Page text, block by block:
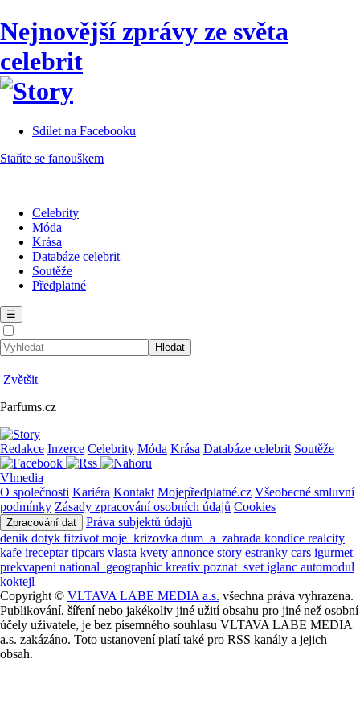
Nejnovější zprávy ze světa
celebrit
Sdílet na Facebooku
Staňte se fanouškem
Celebrity
Móda
Krása
Databáze celebrit
Soutěže
Předplatné
☰
Zvětšit
Parfums.cz
Redakce Inzerce Celebrity Móda Krása Databáze celebrit Soutěže
Vlmedia
O společnosti Kariéra Kontakt Mojepředplatné.cz Všeobecné smluvní
podmínky Zásady zpracování osobních údajů Cookies
Zpracování dat
Práva subjektů údajů
denik dotyk fitzivot moje_krizovka dum_a_zahrada kondice realcity
kafe ireceptartipcars vlasta kvety annonce story estranky cars igurmet
prekvapeni national_geographic kreativ poznat_svet iglanc automodul
koktejl
Copyright © VLTAVA LABE MEDIA a.s. všechna práva vyhrazena.
Publikování, šíření nebo jakékoliv jiné užití obsahu pro jiné než osobní
účely uživatele, je bez písemného souhlasu VLTAVA LABE MEDIA
a.s. zakázáno. Toto ustanovení platí také pro RSS kanály a jejich
obsah.